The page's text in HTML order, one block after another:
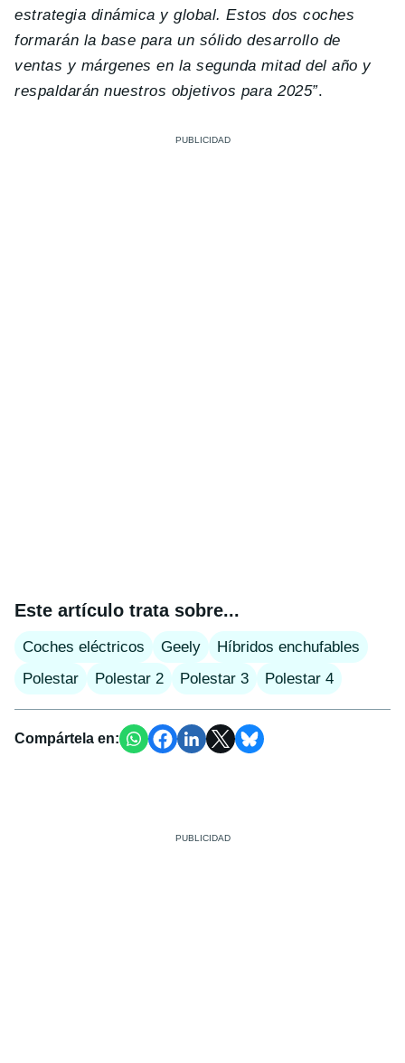
estrategia dinámica y global. Estos dos coches
formarán la base para un sólido desarrollo de
ventas y márgenes en la segunda mitad del año y
respaldarán nuestros objetivos para 2025”.
Este artículo trata sobre...
Coches eléctricos Geely
Híbridos enchufables
Polestar
Polestar 2 Polestar 3 Polestar 4
Compártela en: